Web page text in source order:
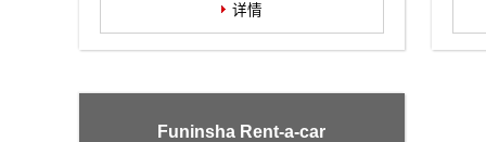
详情
Funinsha Rent-a-car